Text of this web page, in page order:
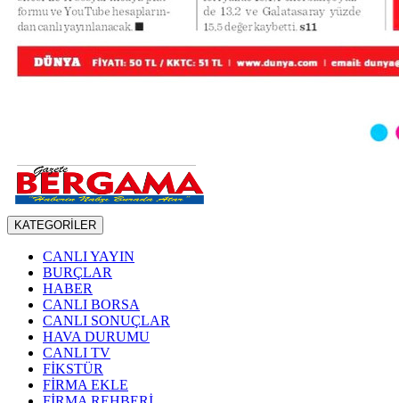
KATEGORİLER
CANLI YAYIN
BURÇLAR
HABER
CANLI BORSA
CANLI SONUÇLAR
HAVA DURUMU
CANLI TV
FİKSTÜR
FİRMA EKLE